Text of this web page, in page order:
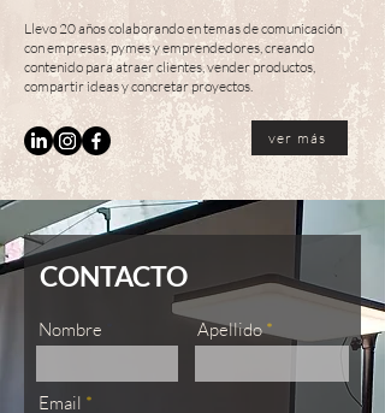
ver más
Llevo 20 años colaborando en temas de comunicación
con empresas, pymes y emprendedores, creando
contenido para atraer clientes, vender productos,
compartir ideas y concretar proyectos.
CONTACTO
Nombre Apellido
Email